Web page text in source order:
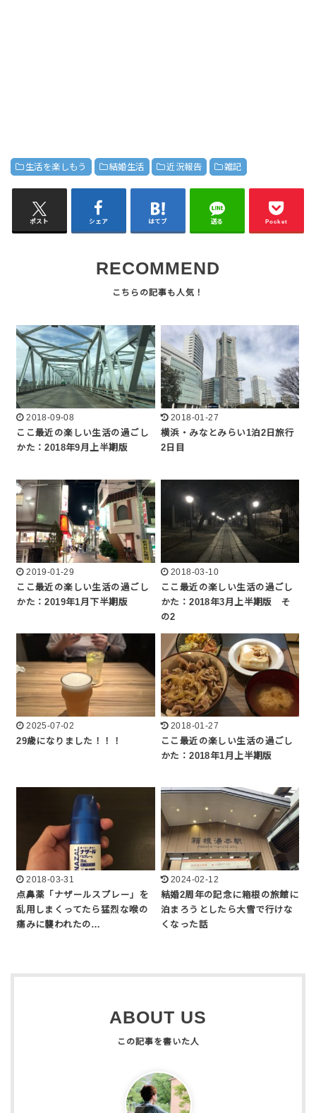
生活を楽しもう 結婚生活 近況報告 雑記
ポスト シェア はてブ 送る Pocket
RECOMMEND
2018-09-08
ここ最近の楽しい生活の過ごし
かた：2018年9月上半期版
2018-01-27
横浜・みなとみらい1泊2日旅行
2日目
2019-01-29
ここ最近の楽しい生活の過ごし
かた：2019年1月下半期版
2018-03-10
ここ最近の楽しい生活の過ごし
かた：2018年3月上半期版 そ
の2
2025-07-02
29歳になりました！！！
2018-01-27
ここ最近の楽しい生活の過ごし
かた：2018年1月上半期版
2018-03-31
点鼻薬「ナザールスプレー」を
乱用しまくってたら猛烈な喉の
痛みに襲われたの…
2024-02-12
結婚2周年の記念に箱根の旅館に
泊まろうとしたら大雪で行けな
くなった話
ABOUT US